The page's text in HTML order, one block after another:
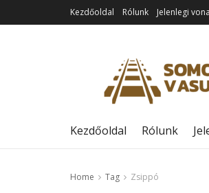
Kezdőoldal Rólunk Jelenlegi
Kezdőoldal Rólunk
Home Tag Zsippó